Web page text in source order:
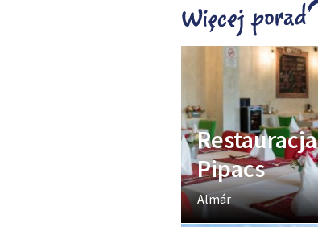
Restauracja
Pipacs
Almár